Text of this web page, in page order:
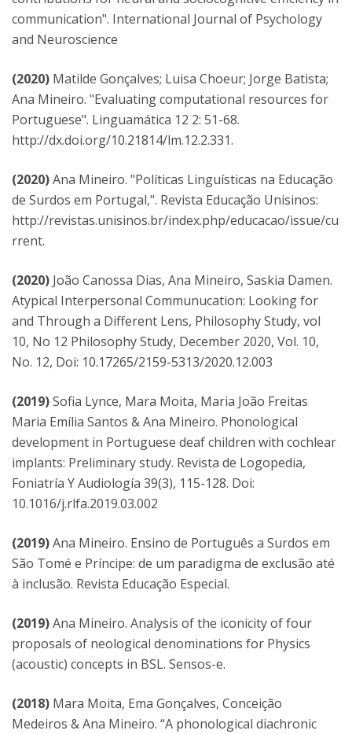
communication". International Journal of Psychology
and Neuroscience
(2020) Matilde Gonçalves; Luisa Choeur; Jorge Batista;
Ana Mineiro. "Evaluating computational resources for
Portuguese". Linguamática 12 2: 51-68.
http://dx.doi.org/10.21814/lm.12.2.331.
(2020)Ana Mineiro. "Políticas Linguísticas na Educação
de Surdos em Portugal,". Revista Educação Unisinos:
http://revistas.unisinos.br/index.php/educacao/issue/cu
rrent.
(2020) João Canossa Dias, Ana Mineiro, Saskia Damen.
Atypical Interpersonal Communucation: Looking for
and Through a Different Lens, Philosophy Study, vol
10, No 12 Philosophy Study, December 2020, Vol. 10,
No. 12, Doi: 10.17265/2159-5313/2020.12.003
(2019)Sofia Lynce, Mara Moita, Maria João Freitas
Maria Emília Santos & Ana Mineiro. Phonological
development in Portuguese deaf children with cochlear
implants: Preliminary study. Revista de Logopedia,
Foniatría Y Audiología 39(3), 115-128. Doi:
10.1016/j.rlfa.2019.03.002
(2019)Ana Mineiro. Ensino de Português a Surdos em
São Tomé e Príncipe: de um paradigma de exclusão até
à inclusão. Revista Educação Especial.
(2019)Ana Mineiro. Analysis of the iconicity of four
proposals of neological denominations for Physics
(acoustic) concepts in BSL. Sensos-e.
(2018) Mara Moita, Ema Gonçalves, Conceição
Medeiros & Ana Mineiro. “A phonological diachronic